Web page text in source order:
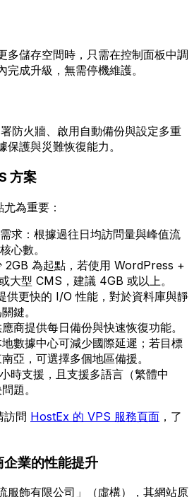
多儲存空間時，只需在控制面板中調
成升級，無需停機維護。
防火牆、啟用自動備份與設定多重
護與災難恢復能力。
方案
為重要：
求：根據過往日均訪問量與峰值流
心數。
2GB 為起點，若使用 WordPress +
大型 CMS，建議 4GB 或以上。
供更快的 I/O 性能，對於資料庫與靜
鍵。
商提供每日備份與快速恢復功能。
數據中心可減少國際延遲；若目標
亞，可選擇多個地區備援。
時支援，且支援多語言（繁體中
題。
訪問 HostEx 的 VPS 服務頁面 ，了
業的性能提升
服飾有限公司」（虛構），其網站原